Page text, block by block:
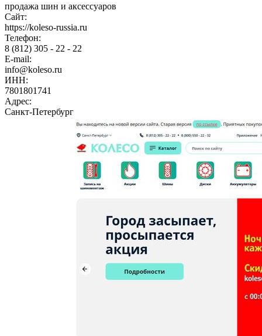
продажа шин и аксессуаров
Сайт:
https://koleso-russia.ru
Телефон:
8 (812) 305 - 22 - 22
E-mail:
info@koleso.ru
ИНН:
7801801741
Адрес:
Санкт-Петербург